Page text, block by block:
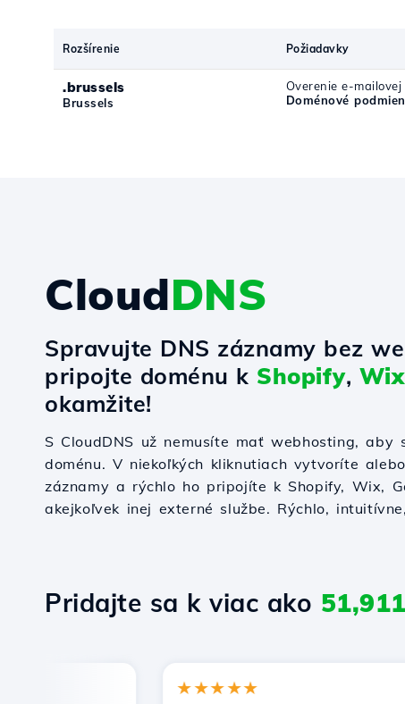
Rozšírenie Požiadavky
.brussels
Brussels
Overenie e-
Doménové
CloudDNS
Spravujte DNS záznamy bez
pripojte doménu k Shopify, Wix
okamžite!
S CloudDNS už nemusíte mať webhosting, aby
doménu. V niekoľkých kliknutiach vytvoríte
záznamy a rýchlo ho pripojíte k Shopify, Wix,
akejkoľvek inej externé službe. Rýchlo,
Pridajte sa k viac ako 51,911
★★★★★